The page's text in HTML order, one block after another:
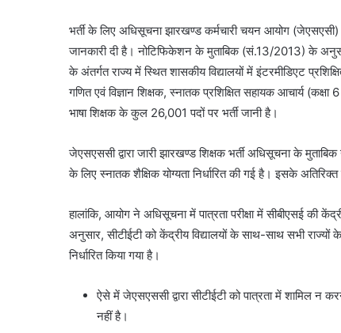
भर्ती के लिए अधिसूचना झारखण्ड कर्मचारी चयन आयोग
जानकारी दी है। नोटिफिकेशन के मुताबिक (सं.13/2013) के
के अंतर्गत राज्य में स्थित शासकीय विद्यालयों में इंटरमीडिएट
गणित एवं विज्ञान शिक्षक, स्नातक प्रशिक्षित सहायक आचार्य
भाषा शिक्षक के कुल 26,001 पदों पर भर्ती जानी है।
जेएसएससी द्वारा जारी झारखण्ड शिक्षक भर्ती अधिसूचना के
के लिए स्नातक शैक्षिक योग्यता निर्धारित की गई है। इसके अतिरिक्त
हालांकि, आयोग ने अधिसूचना में पात्रता परीक्षा में सीबीएसई की
अनुसार, सीटीईटी को केंद्रीय विद्यालयों के साथ-साथ सभी राज्यों के
निर्धारित किया गया है।
ऐसे में जेएसएससी द्वारा सीटीईटी को पात्रता में शामिल न
नहीं है।